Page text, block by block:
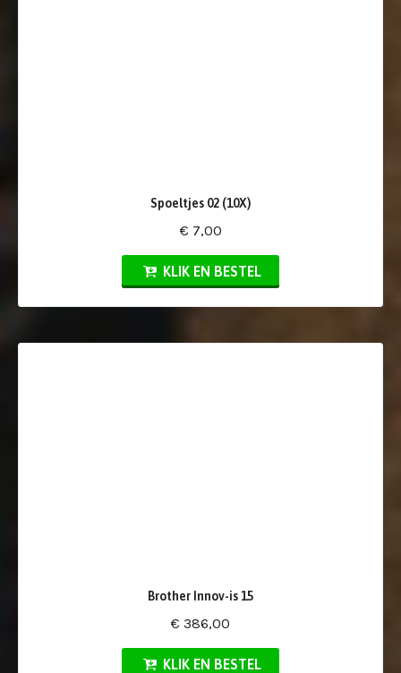
Spoeltjes 02 (10X)
€ 7,00
KLIK EN BESTEL
Brother Innov-is 15
€ 386,00
KLIK EN BESTEL